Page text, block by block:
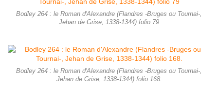
Bodley 264 : le Roman d'Alexandre (Flandres -Bruges ou Tournai-,
Jehan de Grise, 1338-1344) folio 79
Bodley 264 : le Roman d'Alexandre (Flandres -Bruges ou Tournai-,
Jehan de Grise, 1338-1344) folio 168.